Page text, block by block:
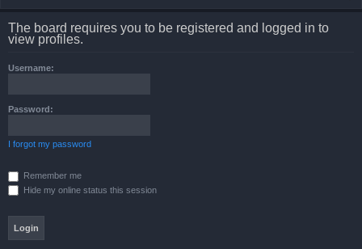
The board requires you to be registered and logged in to
view profiles.
Username:
Password:
I forgot my password
Remember me
Hide my online status this session